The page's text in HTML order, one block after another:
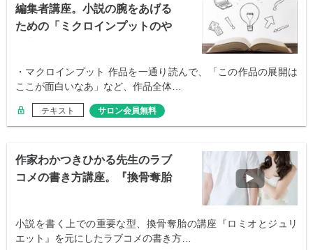
編集者講座。小説の腕をあげる
ための「ミクロインプットのや
・マクロインプット 作品を一通り読んで、「この作品の展開は
ここが面白いなあ」など、作品全体…
テキスト サロン会員無料
作家わかつきひかる先生のラブ
コメの書き方講座。『換骨奪胎
小説を書く上での重要な型、換骨奪胎の講座『ロミオとジュリ
エット』を元にしたラブコメの書き方…